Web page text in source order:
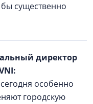
существенно
директор
особенно
городскую